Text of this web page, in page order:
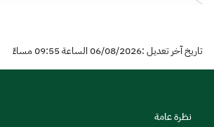
تاريخ آخر تعديل :06/08/2026 الساعة 09:55 مساءً
نظرة عامة